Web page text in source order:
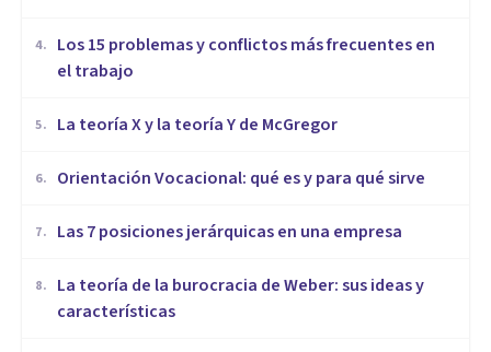
4.
​Los 15 problemas y conflictos más frecuentes en
el trabajo
5. La teoría X y la teoría Y de McGregor
6. Orientación Vocacional: qué es y para qué sirve
7. Las 7 posiciones jerárquicas en una empresa
8.
La teoría de la burocracia de Weber: sus ideas y
características